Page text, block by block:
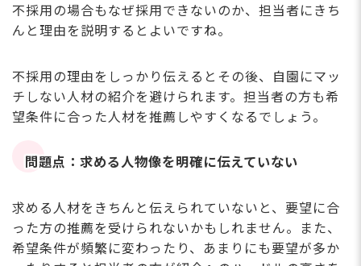
不採用の場合もなぜ採用できないのか、担当者にきち
んと理由を説明するとよいですね。
不採用の理由をしっかり伝えるとその後、自園にマッ
チしない人材の紹介を避けられます。担当者の方も希
望条件に合った人材を推薦しやすくなるでしょう。
問題点：求める人物像を明確に伝えていない
求める人材をきちんと伝えられていないと、要望に合
った方の推薦を受けられないかもしれません。また、
希望条件が頻繁に変わったり、あまりにも要望が多か